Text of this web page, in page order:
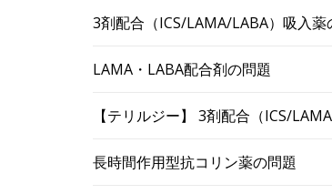
3剤配合（ICS/LAMA/LABA）吸入薬
LAMA・LABA配合剤の問題
【テリルジー】 3剤配合（ICS/
長時間作用型抗コリン薬の問題